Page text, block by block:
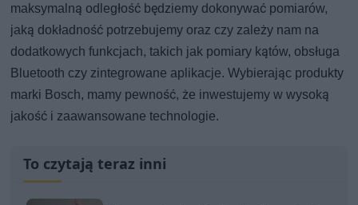
maksymalną odległość będziemy dokonywać pomiarów,
jaką dokładność potrzebujemy oraz czy zależy nam na
dodatkowych funkcjach, takich jak pomiary kątów, obsługa
Bluetooth czy zintegrowane aplikacje. Wybierając produkty
marki Bosch, mamy pewność, że inwestujemy w wysoką
jakość i zaawansowane technologie.
To czytają teraz inni